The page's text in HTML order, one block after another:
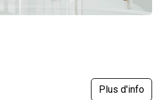
Plus d'info